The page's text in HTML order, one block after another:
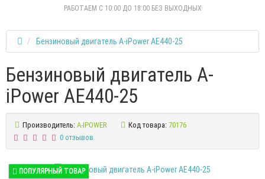
РАБОТАЕМ С 10:00 ДО 18:00 БЕЗ ВЫХОДНЫХ
Бензиновый двигатель A-iPower AE440-25
Бензиновый двигатель A-
iPower AE440-25
Производитель:A-IPOWER Код товара:70176
0 отзывов
ПОПУЛЯРНЫЙ ТОВАР